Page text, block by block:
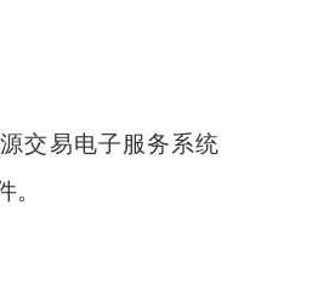
交易电子服务系统
。